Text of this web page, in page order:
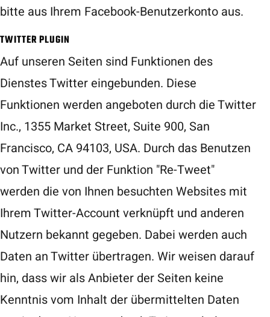
bitte aus Ihrem Facebook-Benutzerkonto aus.
TWITTER PLUGIN
Auf unseren Seiten sind Funktionen des
Dienstes Twitter eingebunden. Diese
Funktionen werden angeboten durch die Twitter
Inc., 1355 Market Street, Suite 900, San
Francisco, CA 94103, USA. Durch das Benutzen
von Twitter und der Funktion "Re-Tweet"
werden die von Ihnen besuchten Websites mit
Ihrem Twitter-Account verknüpft und anderen
Nutzern bekannt gegeben. Dabei werden auch
Daten an Twitter übertragen. Wir weisen darauf
hin, dass wir als Anbieter der Seiten keine
Kenntnis vom Inhalt der übermittelten Daten